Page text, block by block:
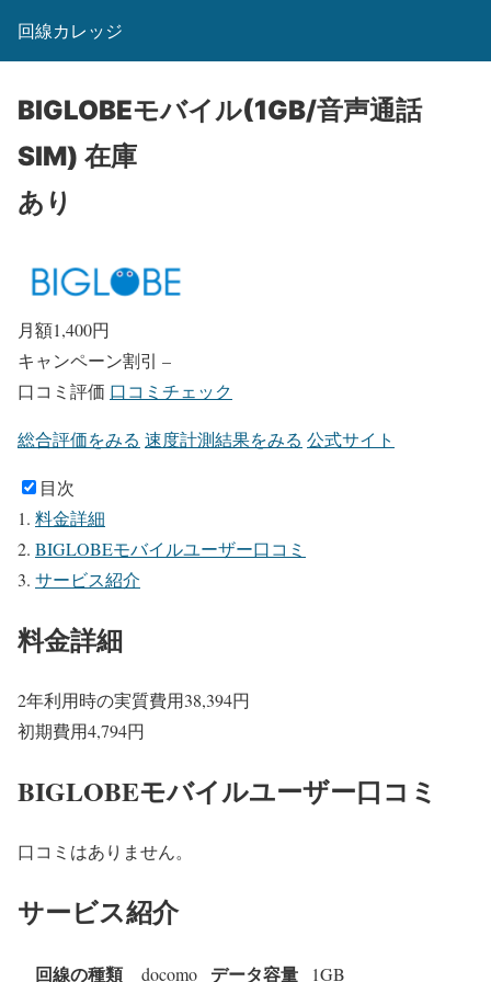
回線カレッジ
BIGLOBEモバイル(1GB/音声通話
SIM) 在庫
あり
月額1,400円
キャンペーン割引 –
口コミ評価 口コミチェック
総合評価をみる 速度計測結果をみる 公式サイト
目次
料金詳細
BIGLOBEモバイルユーザー口コミ
サービス紹介
料金詳細
2年利用時の実質費用38,394円
初期費用4,794円
BIGLOBEモバイルユーザー口コミ
口コミはありません。
サービス紹介
回線の種類 docomo データ容量 1GB